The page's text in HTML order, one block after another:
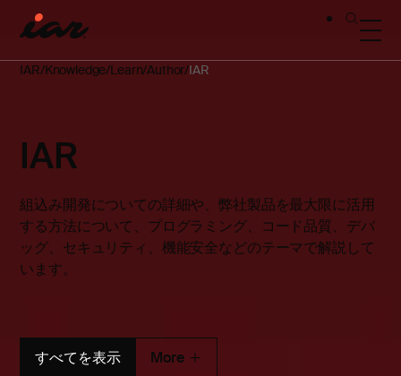
IAR Knowledge Learn Author IAR
IAR
組込み開発についての詳細や、弊社製品を最大限に活用
する方法について、プログラミング、コード品質、デバ
ッグ、セキュリティ、機能安全などのテーマで解説して
います。
すべてを表示 More